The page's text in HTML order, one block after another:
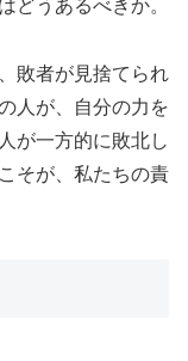
どうあるべきか。
敗者が見捨てられ
人が、自分の力を
が一方的に敗北し
そが、私たちの責